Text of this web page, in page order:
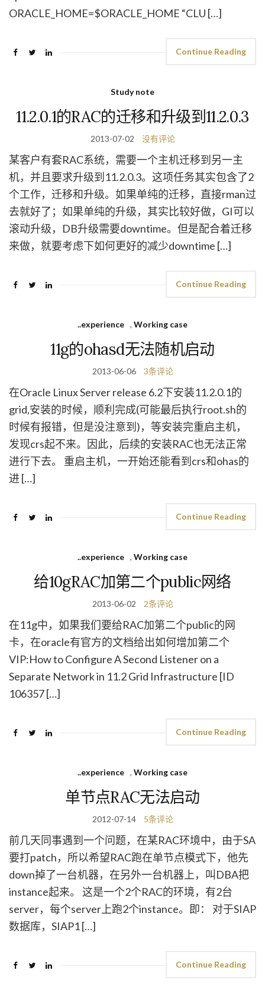
ORACLE_HOME=$ORACLE_HOME “CLU […]
Continue Reading
Study note
11.2.0.1的RAC的迁移和升级到11.2.0.3
2013-07-02 没有评论
某客户有套RAC系统，需要一个主机迁移到另一主
机，并且要求升级到11.2.0.3。这项任务其实包含了2
个工作，迁移和升级。如果单纯的迁移，直接rman过
去就好了；如果单纯的升级，其实比较好做，GI可以
滚动升级，DB升级需要downtime。但是配合着迁移
来做，就要考虑下如何更好的减少downtime […]
Continue Reading
..experience , Working case
11g的ohasd无法随机启动
2013-06-06 3条评论
在Oracle Linux Server release 6.2下安装11.2.0.1的
grid,安装的时候，顺利完成(可能最后执行root.sh的
时候有报错，但是没注意到)，等安装完重启主机，
发现crs起不来。因此，后续的安装RAC也无法正常
进行下去。 重启主机，一开始还能看到crs和ohas的
进 […]
Continue Reading
..experience , Working case
给10gRAC加第二个public网络
2013-06-02 2条评论
在11g中，如果我们要给RAC加第二个public的网
卡，在oracle有官方的文档给出如何增加第二个
VIP:How to Configure A Second Listener on a
Separate Network in 11.2 Grid Infrastructure [ID
106357 […]
Continue Reading
..experience , Working case
单节点RAC无法启动
2012-07-14 5条评论
前几天同事遇到一个问题，在某RAC环境中，由于SA
要打patch，所以希望RAC跑在单节点模式下，他先
down掉了一台机器，在另外一台机器上，叫DBA把
instance起来。 这是一个2个RAC的环境，有2台
server，每个server上跑2个instance。即： 对于SIAP
数据库，SIAP1 […]
Continue Reading